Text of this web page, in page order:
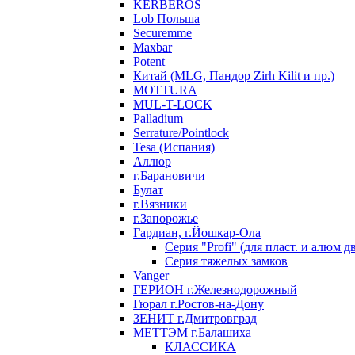
KERBEROS
Lob Польша
Securemme
Maxbar
Potent
Китай (MLG, Пандор Zirh Kilit и пр.)
MOTTURA
MUL-T-LOCK
Palladium
Serrature/Pointlock
Tesa (Испания)
Аллюр
г.Барановичи
Булат
г.Вязники
г.Запорожье
Гардиан, г.Йошкар-Ола
Серия "Profi" (для пласт. и алюм
Серия тяжелых замков
Vanger
ГЕРИОН г.Железнодорожный
Гюрал г.Ростов-на-Дону
ЗЕНИТ г.Дмитровград
МЕТТЭМ г.Балашиха
КЛАССИКА